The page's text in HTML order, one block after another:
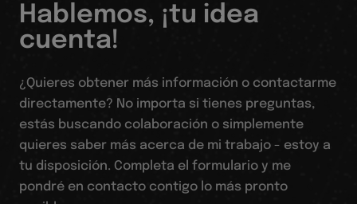
Hablemos, ¡tu idea
cuenta!
¿Quieres obtener más información o contactarme
directamente? No importa si tienes preguntas,
estás buscando colaboración o simplemente
quieres saber más acerca de mi trabajo - estoy a
tu disposición. Completa el formulario y me
pondré en contacto contigo lo más pronto